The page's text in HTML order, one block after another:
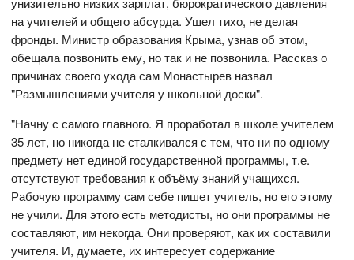
на учителей и общего абсурда. Ушел тихо, не делая
фронды. Министр образования Крыма, узнав об этом,
обещала позвонить ему, но так и не позвонила. Рассказ о
причинах своего ухода сам Монастырев назвал
"Размышлениями учителя у школьной доски".
"Начну с самого главного. Я проработал в школе учителем
35 лет, но никогда не сталкивался с тем, что ни по одному
предмету нет единой государственной программы, т.е.
отсутствуют требования к объёму знаний учащихся.
Рабочую программу сам себе пишет учитель, но его этому
не учили. Для этого есть методисты, но они программы не
составляют, им некогда. Они проверяют, как их составили
учителя. И, думаете, их интересует содержание